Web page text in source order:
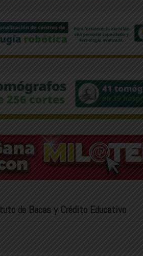
de Becas y Crédito Educativo